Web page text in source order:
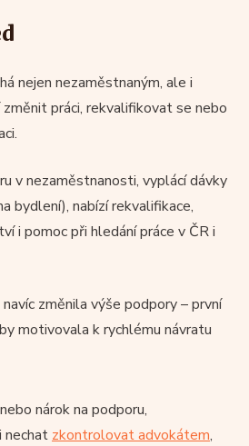
nejen nezaměstnaným, ale i
práci, rekvalifikovat se nebo
v nezaměstnanosti, vyplácí dávky
bydlení), nabízí rekvalifikace,
i pomoc při hledání práce v ČR i
změnila výše podpory – první
motivovala k rychlému návratu
nárok na podporu,
nechat zkontrolovat advokátem,